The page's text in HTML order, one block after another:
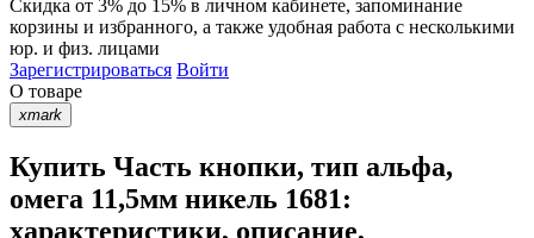
Скидка от 3% до 15% в личном кабинете, запоминание
корзины и избранного, а также удобная работа с несколькими
юр. и физ. лицами
Зарегистрироваться Войти
О товаре
xmark
Купить Часть кнопки, тип альфа,
омега 11,5мм никель 1681:
характеристики, описание,